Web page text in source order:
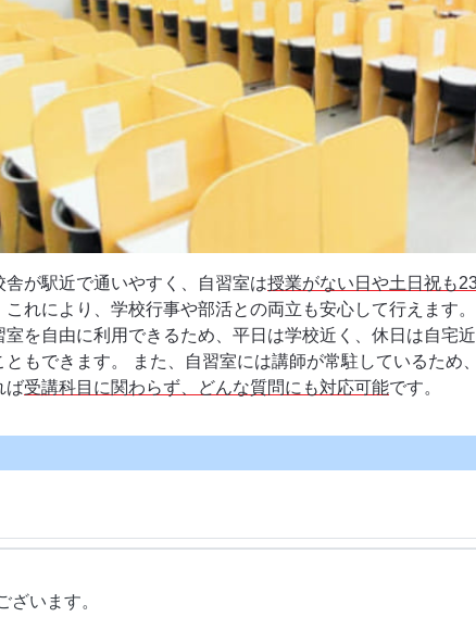
舎が駅近で通いやすく、自習室は授業がない日や土日祝も
これにより、学校行事や部活との両立も安心して行えます
室を自由に利用できるため、平日は学校近く、休日は自宅
ともできます。 また、自習室には講師が常駐しているため
ば受講科目に関わらず、どんな質問にも対応可能です。
います。